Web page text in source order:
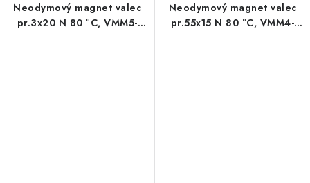
Neodymový magnet valec
pr.3x20 N 80 °C, VMM5-
Neodymový magnet valec
pr.55x15 N 80 °C, VMM4-